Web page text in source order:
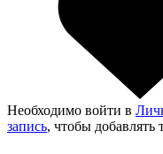
Необходимо войти в
запись, чтобы добавлять